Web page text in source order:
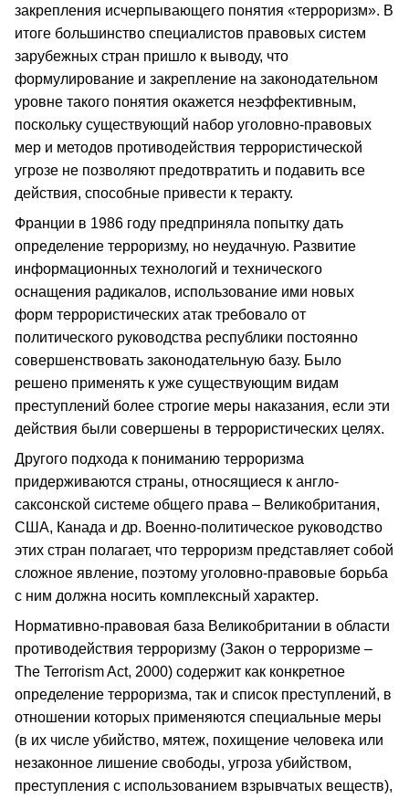
закрепления исчерпывающего понятия «терроризм». В
итоге большинство специалистов правовых систем
зарубежных стран пришло к выводу, что
формулирование и закрепление на законодательном
уровне такого понятия окажется неэффективным,
поскольку существующий набор уголовно-правовых
мер и методов противодействия террористической
угрозе не позволяют предотвратить и подавить все
действия, способные привести к теракту.
Франции в 1986 году предприняла попытку дать
определение терроризму, но неудачную. Развитие
информационных технологий и технического
оснащения радикалов, использование ими новых
форм террористических атак требовало от
политического руководства республики постоянно
совершенствовать законодательную базу. Было
решено применять к уже существующим видам
преступлений более строгие меры наказания, если эти
действия были совершены в террористических целях.
Другого подхода к пониманию терроризма
придерживаются страны, относящиеся к англо-
саксонской системе общего права – Великобритания,
США, Канада и др. Военно-политическое руководство
этих стран полагает, что терроризм представляет собой
сложное явление, поэтому уголовно-правовые борьба
с ним должна носить комплексный характер.
Нормативно-правовая база Великобритании в области
противодействия терроризму (Закон о терроризме –
The Terrorism Act, 2000) содержит как конкретное
определение терроризма, так и список преступлений, в
отношении которых применяются специальные меры
(в их числе убийство, мятеж, похищение человека или
незаконное лишение свободы, угроза убийством,
преступления с использованием взрывчатых веществ),